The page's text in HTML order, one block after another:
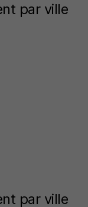
par ville
par ville